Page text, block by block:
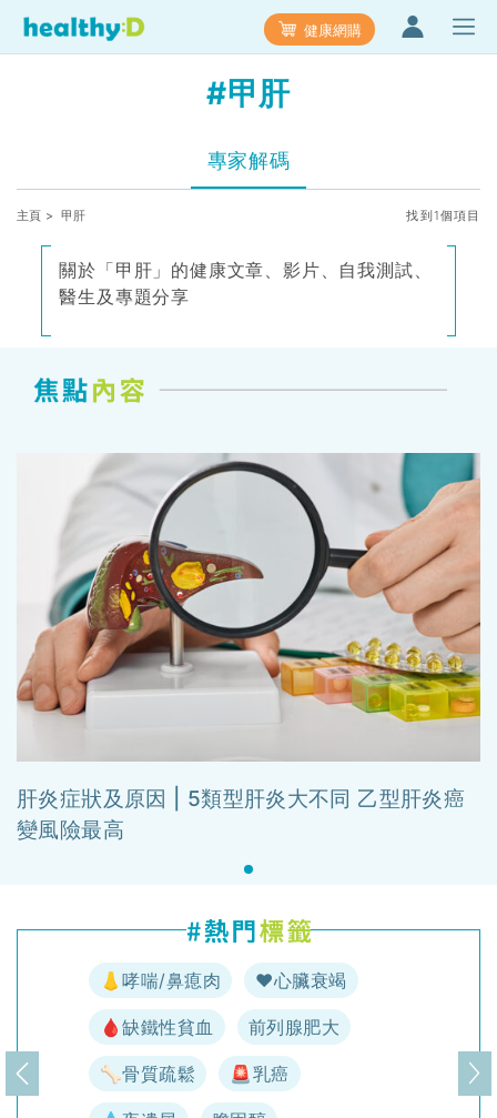
健康網購
#甲肝
專家解碼
主頁 > 甲肝 找到1個項目
關於「甲肝」的健康文章、影片、自我測試、
醫生及專題分享
肝炎症狀及原因 | 5類型肝炎大不同 乙型肝炎癌
變風險最高
👃哮喘/鼻瘜肉 ♥️心臟衰竭
🩸缺鐵性貧血 前列腺肥大
🦴骨質疏鬆 🚨乳癌
上一頁 下